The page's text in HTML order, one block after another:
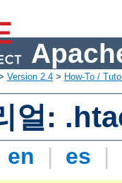
Version 2.4 > How-To /
얼:
en | es |